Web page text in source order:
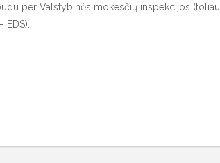
per Valstybinės mokesčių inspekcijos (toliau